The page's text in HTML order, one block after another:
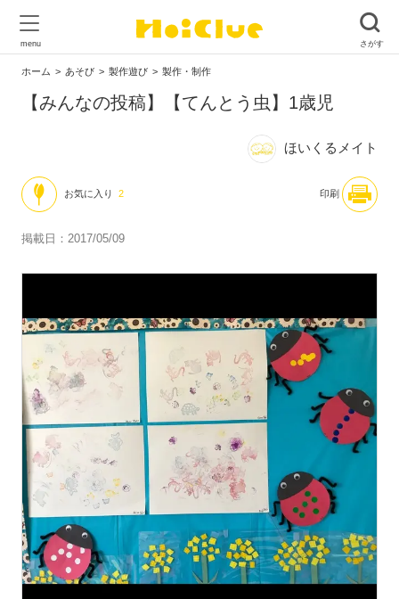
ホーム あそび 製作遊び 製作・制作
【みんなの投稿】【てんとう虫】1歳児
ほいくるメイト
お気に入り 2 印刷
掲載日：2017/05/09